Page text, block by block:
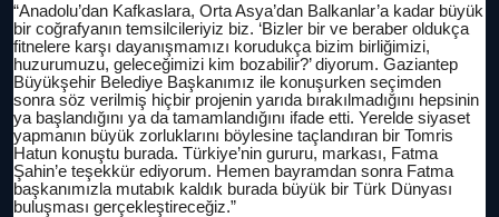
“Anadolu’dan Kafkaslara, Orta Asya’dan Balkanlar’a kadar büyük
bir coğrafyanın temsilcileriyiz biz. ‘Bizler bir ve beraber oldukça
fitnelere karşı dayanışmamızı korudukça bizim birliğimizi,
huzurumuzu, geleceğimizi kim bozabilir?’ diyorum. Gaziantep
Büyükşehir Belediye Başkanımız ile konuşurken seçimden
sonra söz verilmiş hiçbir projenin yarıda bırakılmadığını hepsinin
ya başlandığını ya da tamamlandığını ifade etti. Yerelde siyaset
yapmanın büyük zorluklarını böylesine taçlandıran bir Tomris
Hatun konuştu burada. Türkiye’nin gururu, markası, Fatma
Şahin’e teşekkür ediyorum. Hemen bayramdan sonra Fatma
başkanımızla mutabık kaldık burada büyük bir Türk Dünyası
buluşması gerçekleştireceğiz.”